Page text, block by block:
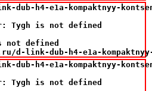
h4-e1a-kompaktnyy-
Tygh is not defined
not defined
d-link-dub-h4-e1a-
h4-e1a-kompaktnyy-
Tygh is not defined